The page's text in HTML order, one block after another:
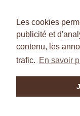
Les cookies
publicité et
contenu, les
trafic. En savoir